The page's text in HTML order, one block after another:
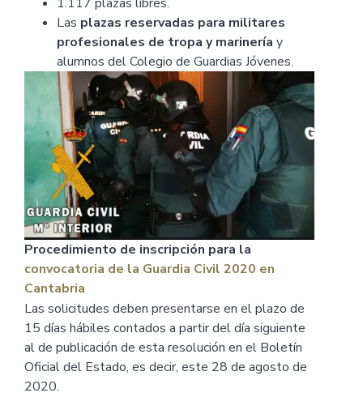
Las plazas reservadas para militares
profesionales de tropa y marinería y
alumnos del Colegio de Guardias Jóvenes.
Procedimiento de inscripción para la
convocatoria de la Guardia Civil 2020 en
Cantabria
Las solicitudes deben presentarse en el plazo de
15 días hábiles contados a partir del día siguiente
al de publicación de esta resolución en el Boletín
Oficial del Estado, es decir, este 28 de agosto de
2020.